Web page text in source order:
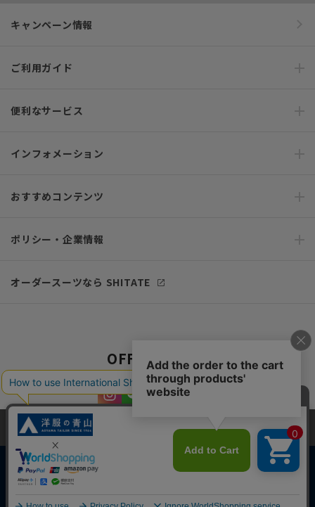
キャンペーン情報
ご利用ガイド
便利なサービス
インフォメーション
おすすめコンテンツ
ポリシー・企業情報
オーダースーツなら SHITATE
OFFICIAL SNS
当サイトでは、快適な閲覧体験とコンテンツ改善のためにCookieを使用
しています。閲覧を続けることで、Cookieの使用に同意したものとみな
します。詳細については